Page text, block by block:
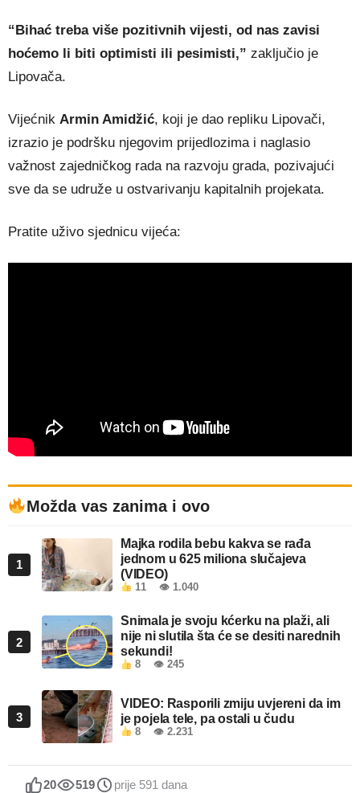
“Bihać treba više pozitivnih vijesti, od nas zavisi
hoćemo li biti optimisti ili pesimisti,” zaključio je
Lipovača.
Vijećnik Armin Amidžić, koji je dao repliku Lipovači,
izrazio je podršku njegovim prijedlozima i naglasio
važnost zajedničkog rada na razvoju grada, pozivajući
sve da se udruže u ostvarivanju kapitalnih projekata.
Pratite uživo sjednicu vijeća:
Možda vas zanima i ovo
1
Majka rodila bebu kakva se rađa
jednom u 625 miliona slučajeva
(VIDEO)
11 👁 1.040
2
Snimala je svoju kćerku na plaži, ali
nije ni slutila šta će se desiti narednih
sekundi!
8 👁 245
3
VIDEO: Rasporili zmiju uvjereni da im
je pojela tele, pa ostali u čudu
8 👁 2.231
20 519 prije 591 dana